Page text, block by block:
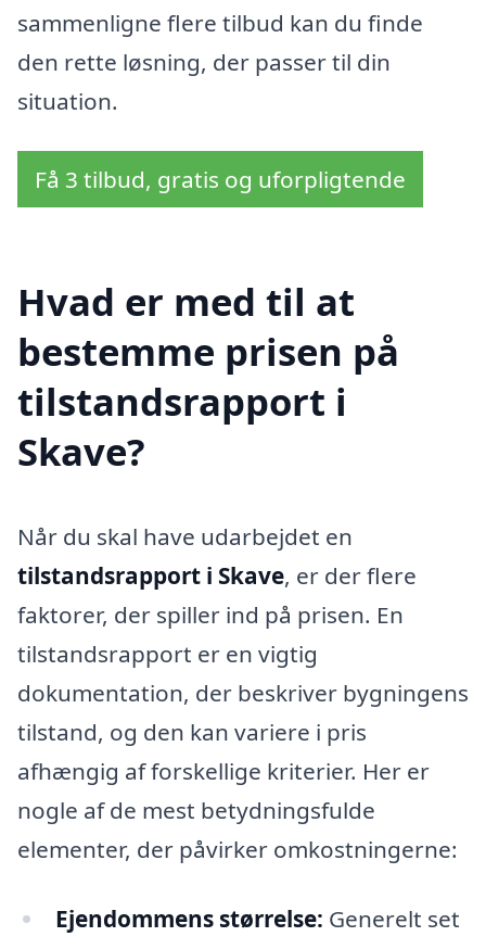
sammenligne flere tilbud kan du finde
den rette løsning, der passer til din
situation.
Få 3 tilbud, gratis og uforpligtende
Hvad er med til at
bestemme prisen på
tilstandsrapport i
Skave?
Når du skal have udarbejdet en
tilstandsrapport i Skave, er der flere
faktorer, der spiller ind på prisen. En
tilstandsrapport er en vigtig
dokumentation, der beskriver bygningens
tilstand, og den kan variere i pris
afhængig af forskellige kriterier. Her er
nogle af de mest betydningsfulde
elementer, der påvirker omkostningerne:
Ejendommens størrelse: Generelt set